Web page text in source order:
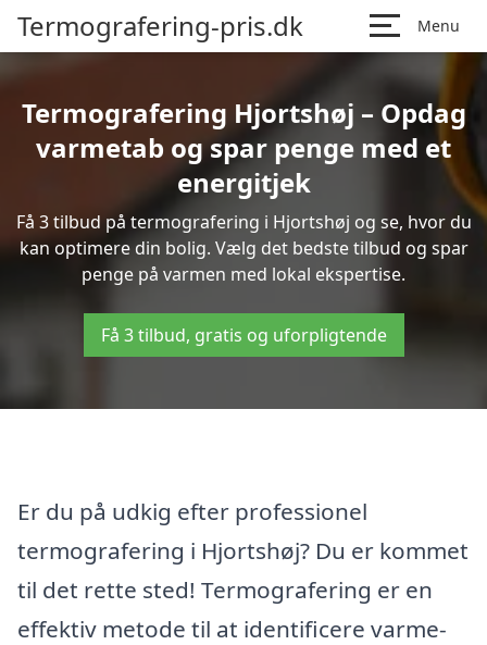
Termografering-pris.dk Menu
Termografering Hjortshøj – Opdag
varmetab og spar penge med et
energitjek
Få 3 tilbud på termografering i Hjortshøj og se, hvor du
kan optimere din bolig. Vælg det bedste tilbud og spar
penge på varmen med lokal ekspertise.
Få 3 tilbud, gratis og uforpligtende
Er du på udkig efter professionel
termografering i Hjortshøj? Du er kommet
til det rette sted! Termografering er en
effektiv metode til at identificere varme-